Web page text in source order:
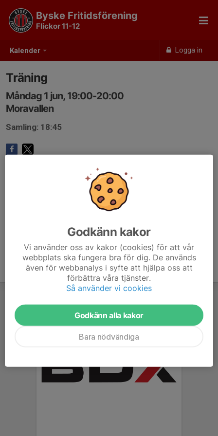
Kalender Logga in
Byske Fritidsförening
Flickor 11-12
Träning
Måndag 1 jun, 19:00-20:00
Moravallen
Samling: 18:45
Godkänn kakor
Vi använder oss av kakor (cookies) för att vår
webbplats ska fungera bra för dig. De används
även för webbanalys i syfte att hjälpa oss att
förbättra våra tjänster.
Så använder vi cookies
Godkänn alla kakor
Bara nödvändiga